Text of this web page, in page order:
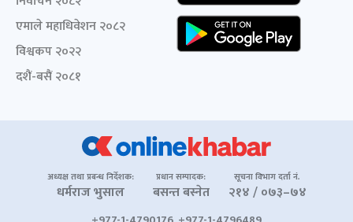
एमाले महाधिवेशन २०८२
विश्वकप २०२२
दशैं-बसैं २०८१
अध्यक्ष तथा प्रबन्ध निर्देशक:
धर्मराज भुसाल
प्रधान सम्पादक:
बसन्त बस्नेत
सूचना विभाग दर्ता नं.
२१४ / ०७३–७४